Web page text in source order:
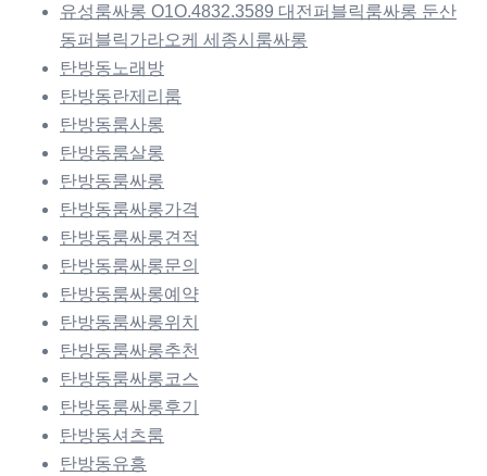
유성룸싸롱 O1O.4832.3589 대전퍼블릭룸싸롱 둔산
동퍼블릭가라오케 세종시룸싸롱
탄방동노래방
탄방동란제리룸
탄방동룸사롱
탄방동룸살롱
탄방동룸싸롱
탄방동룸싸롱가격
탄방동룸싸롱견적
탄방동룸싸롱문의
탄방동룸싸롱예약
탄방동룸싸롱위치
탄방동룸싸롱추천
탄방동룸싸롱코스
탄방동룸싸롱후기
탄방동셔츠룸
탄방동유흥